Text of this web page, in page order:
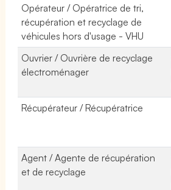
Opérateur / Opératrice de tri,
récupération et recyclage de
véhicules hors d'usage - VHU
Ouvrier / Ouvrière de recyclage
électroménager
Récupérateur / Récupératrice
Agent / Agente de récupération
et de recyclage